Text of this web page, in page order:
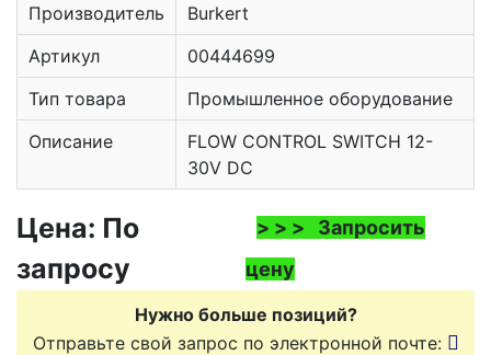
Производитель
Burkert
Артикул
00444699
Тип товара
Промышленное оборудование
Описание
FLOW CONTROL SWITCH 12-
30V DC
Цена: По
запросу
> > > Запросить
цену
Нужно больше позиций?
Отправьте свой запрос по электронной почте: